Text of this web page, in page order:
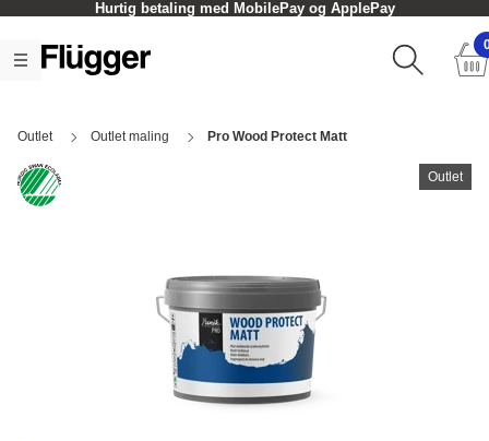
Hurtig betaling med MobilePay og ApplePay
Outlet Outlet maling Pro Wood Protect Matt
Outlet